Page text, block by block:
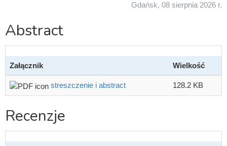
Gdańsk, 08 sierpnia 2026 r.
Abstract
Załącznik Wielkość
streszczenie i abstract 128.2 KB
Recenzje